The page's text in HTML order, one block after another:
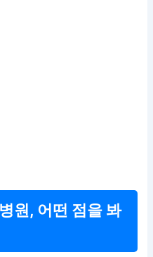
원, 어떤 점을 봐